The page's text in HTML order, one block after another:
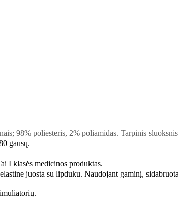
98% poliesteris, 2% poliamidas. Tarpinis
gausų.
I klasės medicinos produktas.
juosta su lipduku. Naudojant gaminį,
.